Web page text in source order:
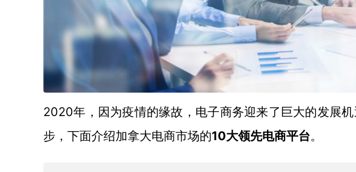
2020年，因为疫情的缘故，电子商务迎来了巨大的发展机
步，下面介绍加拿大电商市场的10大领先电商平台。